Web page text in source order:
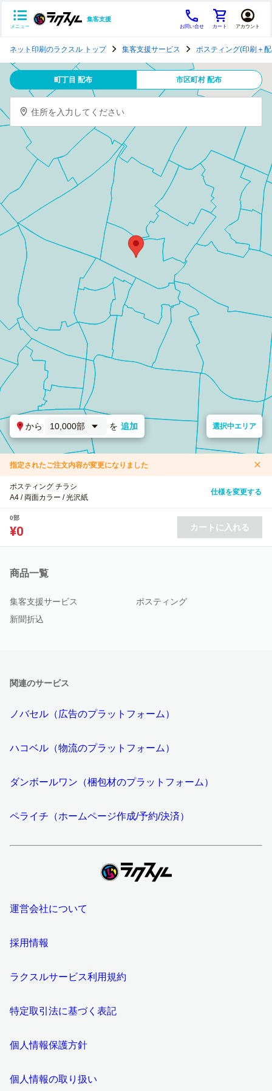
メニュー
集客支援
お問い合せ カート アカウント
テ
ン
グ
ネット印刷のラクスル トップ 集客支援サービス ポスティング(印刷＋
町丁目 配布 市区町村 配布
住所を入力してください
から 10,000部 を 追加 選択中エリア
指定されたご注文内容が変更になりました
ポスティング チラシ
A4 / 両面カラー / 光沢紙
仕様を変更する
0部
¥0 カートに入れる
商品一覧
集客支援サービス
ポスティング
新聞折込
関連のサービス
ノバセル（広告のプラットフォーム）
ハコベル（物流のプラットフォーム）
ダンボールワン（梱包材のプラットフォーム）
ペライチ（ホームページ作成/予約/決済）
運営会社について
採用情報
ラクスルサービス利用規約
特定取引法に基づく表記
個人情報保護方針
個人情報の取り扱い